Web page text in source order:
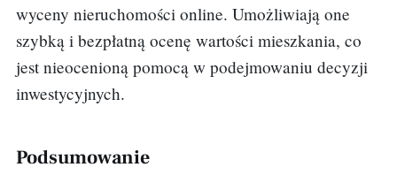
wyceny nieruchomości online. Umożliwiają one
szybką i bezpłatną ocenę wartości mieszkania, co
jest nieocenioną pomocą w podejmowaniu decyzji
inwestycyjnych.
Podsumowanie